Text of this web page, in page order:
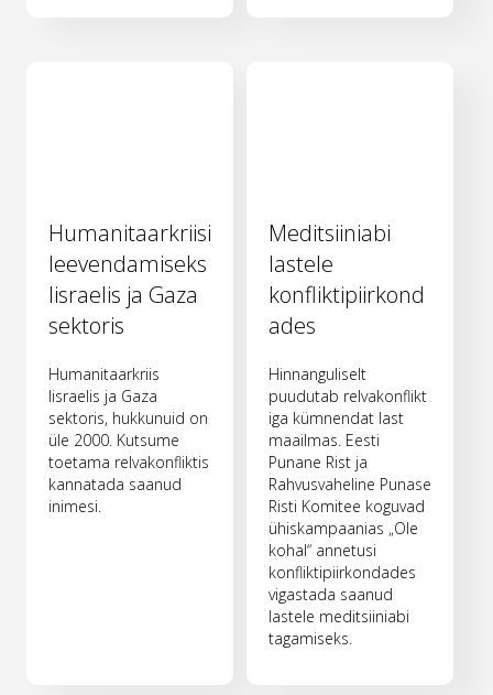
Humanitaarkriisi
leevendamiseks
Iisraelis ja Gaza
sektoris
Humanitaarkriis
Iisraelis ja Gaza
sektoris, hukkunuid on
üle 2000. Kutsume
toetama relvakonfliktis
kannatada saanud
inimesi.
Meditsiiniabi
lastele
konfliktipiirkond
ades
Hinnanguliselt
puudutab relvakonflikt
iga kümnendat last
maailmas. Eesti
Punane Rist ja
Rahvusvaheline Punase
Risti Komitee koguvad
ühiskampaanias „Ole
kohal“ annetusi
konfliktipiirkondades
vigastada saanud
lastele meditsiiniabi
tagamiseks.